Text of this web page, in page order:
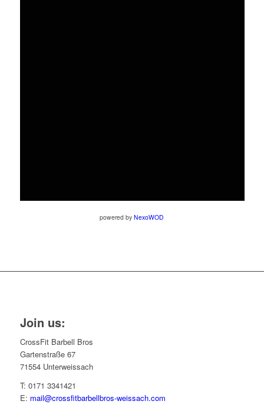
powered byNexoWOD
Join us:
CrossFit Barbell Bros
Gartenstraße 67
71554 Unterweissach
T: 0171 3341421
E: mail@crossfitbarbellbros-weissach.com